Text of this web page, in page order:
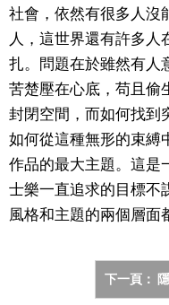
社會，依然有很多人沒
人，這世界還有許多人
扎。問題在於雖然有人
苦楚壓在心底，苟且偷
封閉空間，而如何找到
如何從這種無形的束縛
作品的最大主題。這是
士樂一直追求的目標不
風格和主題的兩個層面
下一頁：